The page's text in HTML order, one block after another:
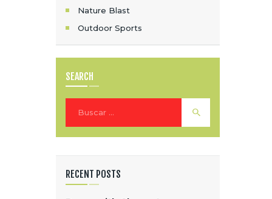
Nature Blast
Outdoor Sports
SEARCH
RECENT POSTS